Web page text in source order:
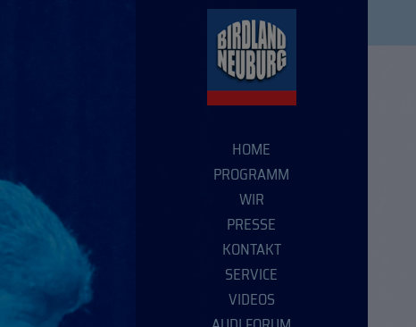
HOME
PROGRAMM
WIR
PRESSE
KONTAKT
SERVICE
VIDEOS